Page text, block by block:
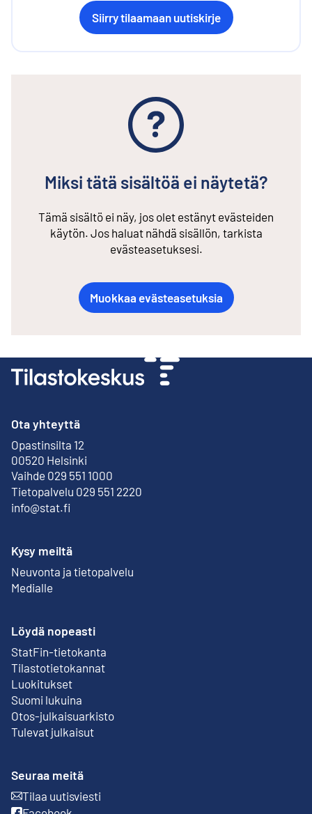
Siirry tilaamaan uutiskirje
Miksi tätä sisältöä ei näytetä?
Tämä sisältö ei näy, jos olet estänyt evästeiden
käytön. Jos haluat nähdä sisällön, tarkista
evästeasetuksesi.
Muokkaa evästeasetuksia
Ota yhteyttä
Opastinsilta 12
00520 Helsinki
Ulkoinen linkki
Vaihde 029 551 1000
Tietopalvelu 029 551 2220
info@stat.fi
Kysy meiltä
Neuvonta ja tietopalvelu
Medialle
Löydä nopeasti
StatFin-tietokanta
Ulkoinen linkki
Tilastotietokannat
Luokitukset
Suomi lukuina
Otos-julkaisuarkisto
Ulkoinen linkki
Tulevat julkaisut
Seuraa meitä
Tilaa uutisviesti
Ulkoinen linkki